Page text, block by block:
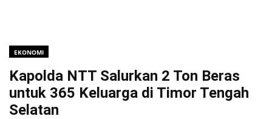
EKONOMI
Kapolda NTT Salurkan 2 Ton Beras
untuk 365 Keluarga di Timor Tengah
Selatan